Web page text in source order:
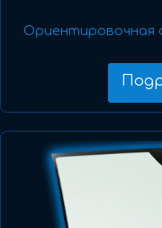
Ориентировочная